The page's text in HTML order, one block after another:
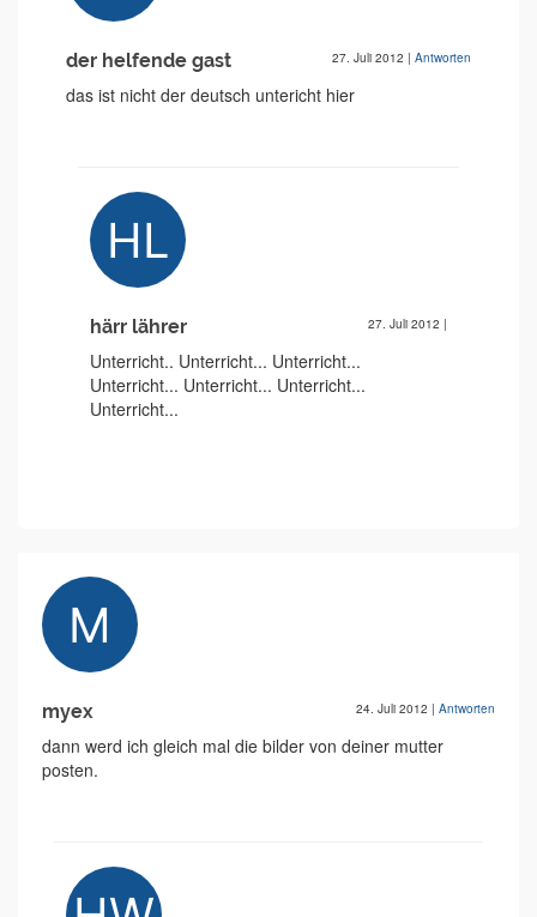
der helfende gast 27. Juli 2012 | Antworten
das ist nicht der deutsch untericht hier
härr lährer 27. Juli 2012 |
Unterricht.. Unterricht... Unterricht...
Unterricht... Unterricht... Unterricht...
Unterricht...
myex 24. Juli 2012 | Antworten
dann werd ich gleich mal die bilder von deiner mutter
posten.